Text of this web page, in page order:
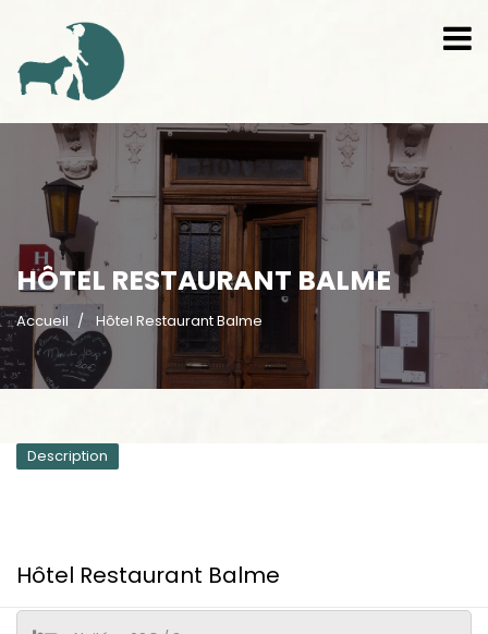
HÔTEL RESTAURANT BALME
Accueil Hôtel Restaurant Balme
Description
Hôtel Restaurant Balme